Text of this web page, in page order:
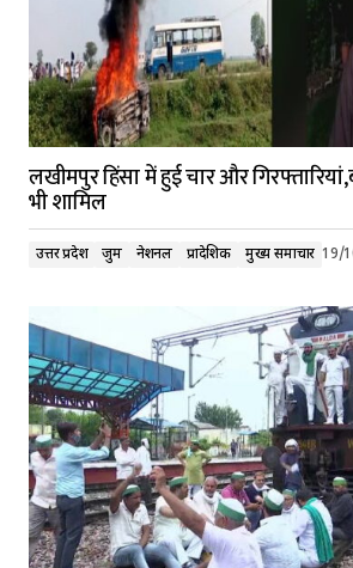
लखीमपुर हिंसा में हुई चार और
भी शामिल
उत्तर प्रदेश जुर्म नेशनल प्रादेशिक मुख्य समाचार 19/